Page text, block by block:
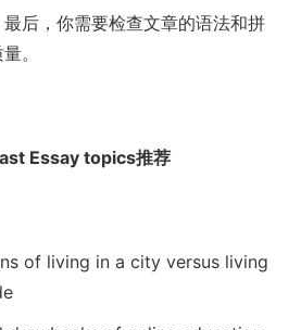
后，你需要检查文章的语法和拼
。
Essay topics推荐
of living in a city versus living